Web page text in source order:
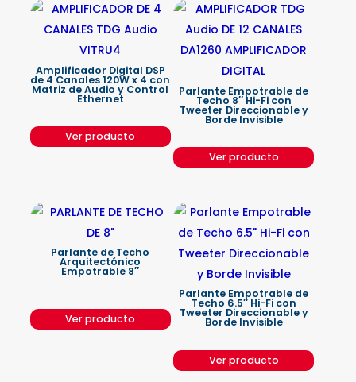
Amplificador Digital DSP
de 4 Canales 120W x 4 con
Matriz de Audio y Control
Ethernet
Ver producto
Parlante Empotrable de
Techo 8″ Hi-Fi con
Tweeter Direccionable y
Borde Invisible
Ver producto
Parlante de Techo
Arquitectónico
Empotrable 8″
Ver producto
Parlante Empotrable de
Techo 6.5″ Hi-Fi con
Tweeter Direccionable y
Borde Invisible
Ver producto